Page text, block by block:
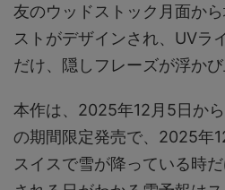
友のウッドストック月面か
ストがデザインされ、UVラ
だけ、隠しフレーズが浮かび
本作は、2025年12月5日か
の期間限定発売で、2025年
スイスで雪が降っている時